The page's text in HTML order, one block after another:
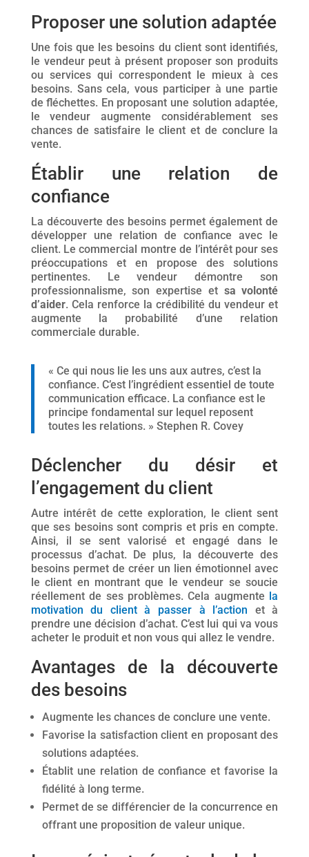
Proposer une solution adaptée
Une fois que les besoins du client sont identifiés,
le vendeur peut à présent proposer son produits
ou services qui correspondent le mieux à ces
besoins. Sans cela, vous participer à une partie
de fléchettes. En proposant une solution adaptée,
le vendeur augmente considérablement ses
chances de satisfaire le client et de conclure la
vente.
Établir une relation de
confiance
La découverte des besoins permet également de
développer une relation de confiance avec le
client. Le commercial montre de l’intérêt pour ses
préoccupations et en propose des solutions
pertinentes. Le vendeur démontre son
professionnalisme, son expertise et sa volonté
d’aider. Cela renforce la crédibilité du vendeur et
augmente la probabilité d’une relation
commerciale durable.
« Ce qui nous lie les uns aux autres, c’est la
confiance. C’est l’ingrédient essentiel de toute
communication efficace. La confiance est le
principe fondamental sur lequel reposent
toutes les relations. » Stephen R. Covey
Déclencher du désir et
l’engagement du client
Autre intérêt de cette exploration, le client sent
que ses besoins sont compris et pris en compte.
Ainsi, il se sent valorisé et engagé dans le
processus d’achat. De plus, la découverte des
besoins permet de créer un lien émotionnel avec
le client en montrant que le vendeur se soucie
réellement de ses problèmes. Cela augmente la
motivation du client à passer à l’action et à
prendre une décision d’achat. C’est lui qui va vous
acheter le produit et non vous qui allez le vendre.
Avantages de la découverte
des besoins
Augmente les chances de conclure une vente.
Favorise la satisfaction client en proposant des
solutions adaptées.
Établit une relation de confiance et favorise la
fidélité à long terme.
Permet de se différencier de la concurrence en
offrant une proposition de valeur unique.